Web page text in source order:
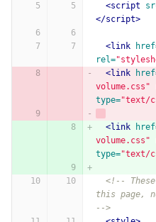
<script
</script>
<link
rel=
<link
volume.css"
type="text/
<link
volume.css"
type="text/
<!--
this page,
-->